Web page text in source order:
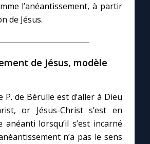
jour
du mois
les nœuds
l’anéantissement, à partir
de Jésus.
de Jésus, modèle
P. de Bérulle est d’aller à Dieu
or Jésus-Christ s’est en
anéanti lorsqu’il s’est incarné
n’a pas le sens